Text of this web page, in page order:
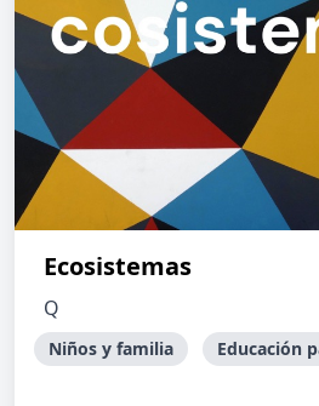
Ecosistemas
Q
Niños y familia Educación